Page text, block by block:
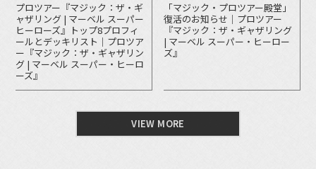
プロツアー『マジック：ザ・ギ
ャザリング | マーベル スーパー
ヒーローズ』トップ8プロフィ
ールとデッキリスト｜プロツア
ー『マジック：ザ・ギャザリン
グ | マーベル スーパー・ヒーロ
ーズ』
「マジック・プロツアー殿堂」
復活のお知らせ｜プロツアー
『マジック：ザ・ギャザリング
| マーベル スーパー・ヒーロー
ズ』
VIEW MORE